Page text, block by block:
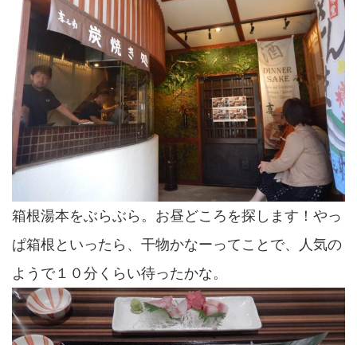
箱根湯本をぶらぶら。お昼どころを探します！やっ
ぱ箱根といったら、干物かなーってことで、人気の
ようで１０分くらい待ったかな。